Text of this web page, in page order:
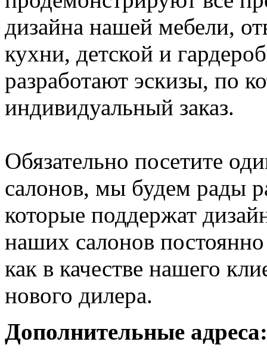
дизайна нашей мебели,
кухни, детской и
разработают эскизы, по
индивидуальный заказ.
Обязательно посетите
салонов, мы будем рады
которые поддержат
наших салонов
как в качестве нашего
нового дилера.
Дополнительные адреса: